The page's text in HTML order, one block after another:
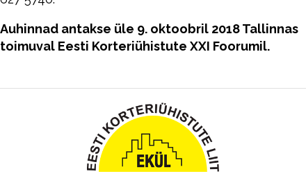
Auhinnad antakse üle 9. oktoobril 2018 Tallinnas
toimuval Eesti Korteriühistute XXI Foorumil.